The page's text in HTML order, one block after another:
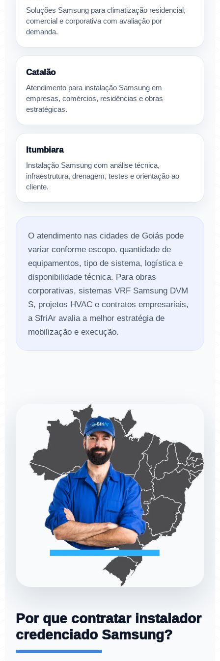
Soluções Samsung para climatização residencial,
comercial e corporativa com avaliação por
demanda.
Catalão
Atendimento para instalação Samsung em
empresas, comércios, residências e obras
estratégicas.
Itumbiara
Instalação Samsung com análise técnica,
infraestrutura, drenagem, testes e orientação ao
cliente.
O atendimento nas cidades de Goiás pode
variar conforme escopo, quantidade de
equipamentos, tipo de sistema, logística e
disponibilidade técnica. Para obras
corporativas, sistemas VRF Samsung DVM
S, projetos HVAC e contratos empresariais,
a SfriAr avalia a melhor estratégia de
mobilização e execução.
Por que contratar instalador
credenciado Samsung?